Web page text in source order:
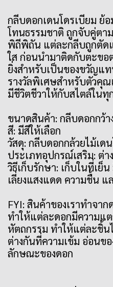
กลีบดอกเดนโดรเบียม ย้
โทนธรรมชาติ ถูกจับคู่ตา
พิถีพิถัน แต่ละกลีบถูกตัด
ใส ก่อนนำมาติดกับตะขอ
ยิ่งสำหรับเป็นของขวัญแ
รางวัลพิเศษสำหรับตัวคุ
มีชีวิตชีวาให้กับสไตล์ใน
ขนาดสินค้า: กลีบดอกกว้
สี: มีสีให้เลือก
วัสดุ: กลีบดอกกล้วยไม้เด
ประเภทอุปกรณ์เสริม: ต่า
วิธีเก็บรักษา: เก็บในที่เย็
เลี่ยงแสงแดด ความชื้น แ
FYI: สินค้าของเราทำจา
ทำให้แต่ละดอกมีความแ
หัตถกรรม ทำให้แต่ละชิ้
ต่างกันที่ความเข้ม อ่อนข
ลักษณะของดอก